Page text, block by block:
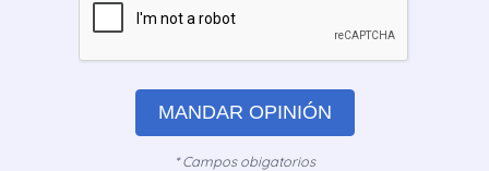
MANDAR OPINIÓN
* Campos obigatorios